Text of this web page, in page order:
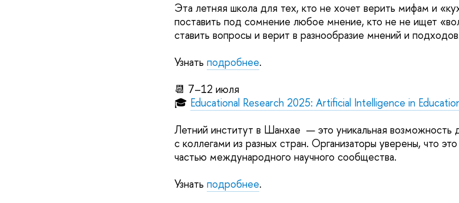
Эта летняя школа для тех, кто не хочет верить мифам и
поставить под сомнение любое мнение, кто не не ищет
ставить вопросы и верит в разнообразие мнений и
Узнать подробнее.
📆 7–12 июля
🎓 Educational Research 2025: Artificial Intelligence in
Летний институт в Шанхае — это уникальная возможность
с коллегами из разных стран. Организаторы уверены, что
частью международного научного сообщества.
Узнать подробнее.